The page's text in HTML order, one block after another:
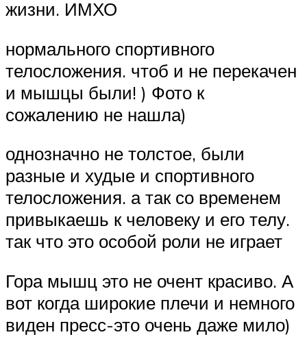
жизни. ИМХО
нормального спортивного
телосложения. чтоб и не перекачен
и мышцы были! ) Фото к
сожалению не нашла)
однозначно не толстое, были
разные и худые и спортивного
телосложения. а так со временем
привыкаешь к человеку и его телу.
так что это особой роли не играет
Гора мышц это не очент красиво. А
вот когда широкие плечи и немного
виден пресс-это очень даже мило)